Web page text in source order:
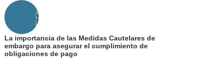
La importancia de las Medidas Cautelares de
embargo para asegurar el cumplimiento de
obligaciones de pago